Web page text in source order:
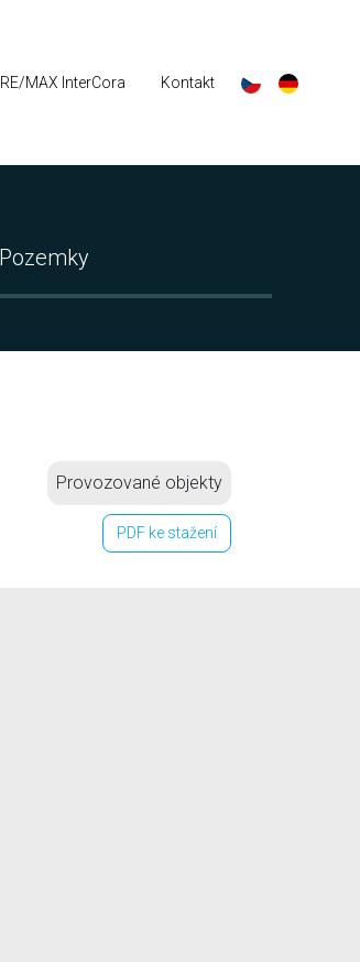
RE/MAX InterCora Kontakt
Pozemky
Provozované objekty
PDF ke stažení